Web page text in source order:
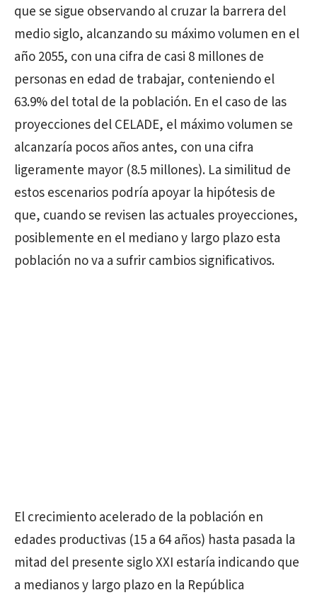
que se sigue observando al cruzar la barrera del
medio siglo, alcanzando su máximo volumen en el
año 2055, con una cifra de casi 8 millones de
personas en edad de trabajar, conteniendo el
63.9% del total de la población. En el caso de las
proyecciones del CELADE, el máximo volumen se
alcanzaría pocos años antes, con una cifra
ligeramente mayor (8.5 millones). La similitud de
estos escenarios podría apoyar la hipótesis de
que, cuando se revisen las actuales proyecciones,
posiblemente en el mediano y largo plazo esta
población no va a sufrir cambios significativos.
El crecimiento acelerado de la población en
edades productivas (15 a 64 años) hasta pasada la
mitad del presente siglo XXI estaría indicando que
a medianos y largo plazo en la República